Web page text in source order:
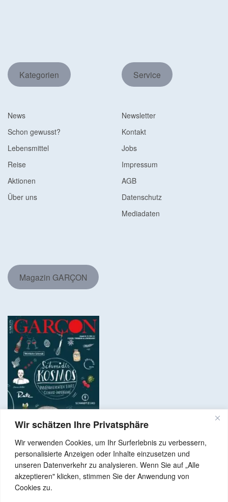
Wir schätzen Ihre Privatsphäre
Wir verwenden Cookies, um Ihr Surferlebnis zu verbessern,
personalisierte Anzeigen oder Inhalte einzusetzen und
unseren Datenverkehr zu analysieren. Wenn Sie auf „Alle
akzeptieren" klicken, stimmen Sie der Anwendung von
Cookies zu.
Kategorien
News
Schon gewusst?
Lebensmittel
Reise
Aktionen
Über uns
Service
Newsletter
Kontakt
Jobs
Impressum
AGB
Datenschutz
Mediadaten
Magazin GARÇON
Copyright © 2024 Alle Rechte vorbehalten. GenussNetzwerk.com